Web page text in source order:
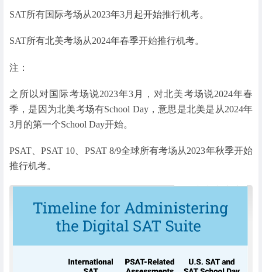
SAT所有国际考场从2023年3月起开始推行机考。
SAT所有北美考场从2024年春季开始推行机考。
注：
之所以对国际考场说2023年3月，对北美考场说2024年春
季，是因为北美考场有School Day，意思是北美是从2024年
3月的第一个School Day开始。
PSAT、PSAT 10、PSAT 8/9全球所有考场从2023年秋季开始
推行机考。